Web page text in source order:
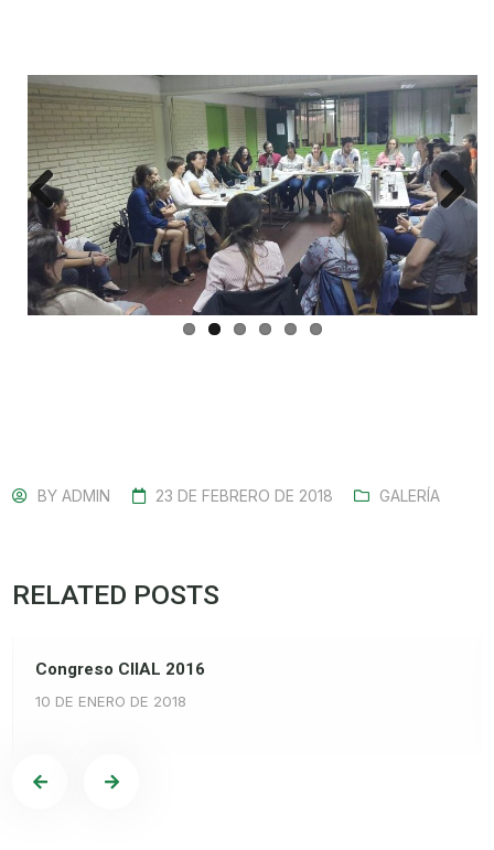
Previ
ous
Next
BYADMIN 23 DE FEBRERO DE 2018 GALERÍA
RELATED POSTS
Congreso CIIAL 2016
10 DE ENERO DE 2018